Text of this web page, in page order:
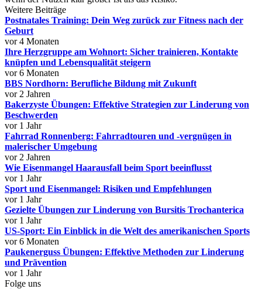
Weitere Beiträge
Postnatales Training: Dein Weg zurück zur Fitness nach der
Geburt
vor 4 Monaten
Ihre Herzgruppe am Wohnort: Sicher trainieren, Kontakte
knüpfen und Lebensqualität steigern
vor 6 Monaten
BBS Nordhorn: Berufliche Bildung mit Zukunft
vor 2 Jahren
Bakerzyste Übungen: Effektive Strategien zur Linderung von
Beschwerden
vor 1 Jahr
Fahrrad Ronnenberg: Fahrradtouren und -vergnügen in
malerischer Umgebung
vor 2 Jahren
Wie Eisenmangel Haarausfall beim Sport beeinflusst
vor 1 Jahr
Sport und Eisenmangel: Risiken und Empfehlungen
vor 1 Jahr
Gezielte Übungen zur Linderung von Bursitis Trochanterica
vor 1 Jahr
US-Sport: Ein Einblick in die Welt des amerikanischen Sports
vor 6 Monaten
Paukenerguss Übungen: Effektive Methoden zur Linderung
und Prävention
vor 1 Jahr
Folge uns